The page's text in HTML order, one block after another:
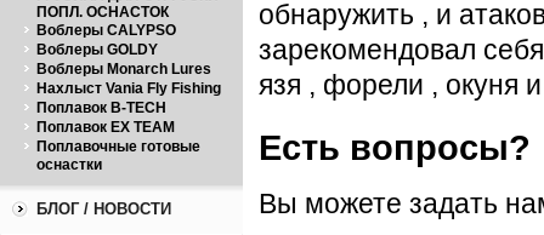
ПОПЛ. ОСНАСТОК
Воблеры CALYPSO
Воблеры GOLDY
Воблеры Monarch Lures
Нахлыст Vania Fly Fishing
Поплавок B-TECH
Поплавок EX TEAM
Поплавочные готовые
оснастки
БЛОГ / НОВОСТИ
обнаружить , и
зарекомендовал
язя , форели , окуня
Есть вопросы?
Вы можете задать